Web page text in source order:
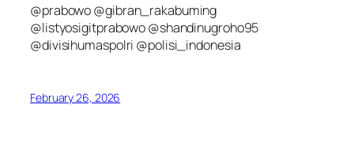
@prabowo @gibran_rakabuming
@listyosigitprabowo @shandinugroho95
@divisihumaspolri @polisi_indonesia
February 26, 2026